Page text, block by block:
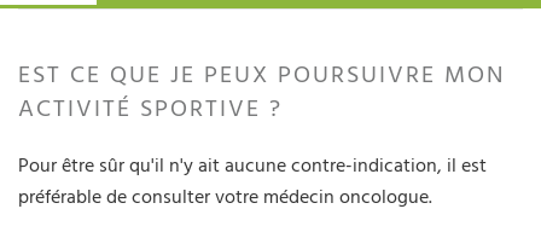
EST CE QUE JE PEUX POURSUIVRE MON
ACTIVITÉ SPORTIVE ?
Pour être sûr qu'il n'y ait aucune contre-indication, il est
préférable de consulter votre médecin oncologue.